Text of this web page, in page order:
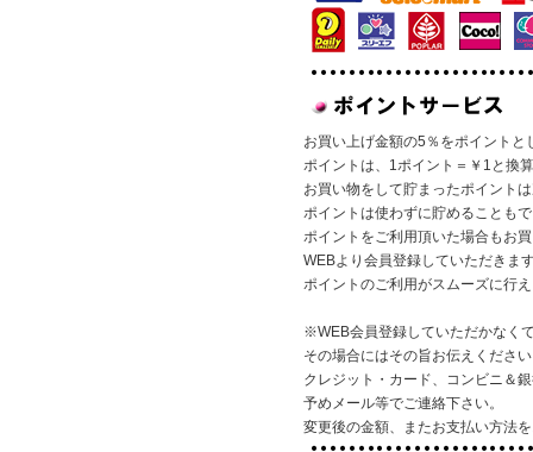
お買い上げ金額の5％をポイントと
ポイントは、1ポイント＝￥1と換
お買い物をして貯まったポイント
ポイントは使わずに貯めることも
ポイントをご利用頂いた場合もお
WEBより会員登録していただきま
ポイントのご利用がスムーズに行
※WEB会員登録していただかなく
その場合にはその旨お伝えくださ
クレジット・カード、コンビニ＆
予めメール等でご連絡下さい。
変更後の金額、またお支払い方法